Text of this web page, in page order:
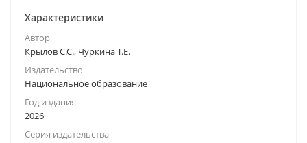
Характеристики
Автор
Крылов С.С., Чуркина Т.Е.
Издательство
Национальное образование
Год издания
2026
Серия издательства